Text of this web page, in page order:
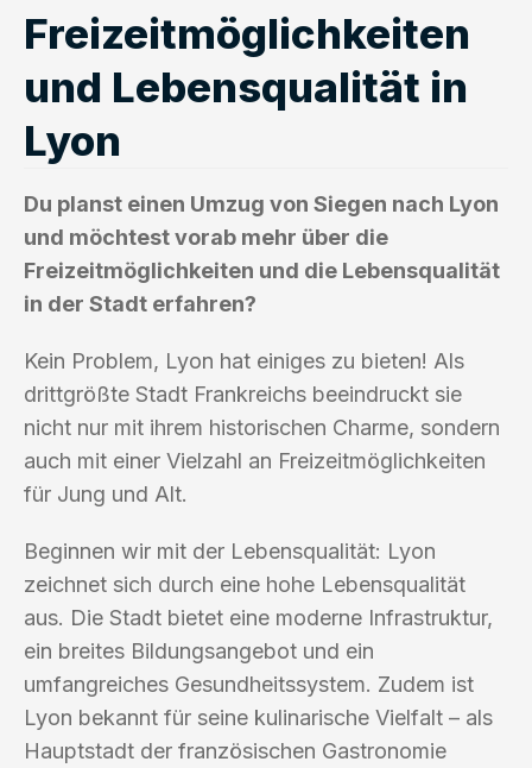
Freizeitmöglichkeiten
und Lebensqualität in
Lyon
Du planst einen Umzug von Siegen nach Lyon
und möchtest vorab mehr über die
Freizeitmöglichkeiten und die Lebensqualität
in der Stadt erfahren?
Kein Problem, Lyon hat einiges zu bieten! Als
drittgrößte Stadt Frankreichs beeindruckt sie
nicht nur mit ihrem historischen Charme, sondern
auch mit einer Vielzahl an Freizeitmöglichkeiten
für Jung und Alt.
Beginnen wir mit der Lebensqualität: Lyon
zeichnet sich durch eine hohe Lebensqualität
aus. Die Stadt bietet eine moderne Infrastruktur,
ein breites Bildungsangebot und ein
umfangreiches Gesundheitssystem. Zudem ist
Lyon bekannt für seine kulinarische Vielfalt – als
Hauptstadt der französischen Gastronomie